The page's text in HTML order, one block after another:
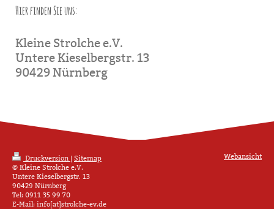
Hier finden Sie uns:
Kleine Strolche e.V.
Untere Kieselbergstr. 13
90429 Nürnberg
Druckversion | Sitemap
© Kleine Strolche e.V.
Untere Kieselbergstr. 13
90429 Nürnberg
Tel: 0911 35 99 70
E-Mail: info[at]strolche-ev.de
Webansicht